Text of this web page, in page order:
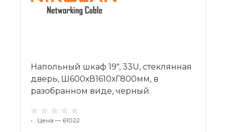
Напольный шкаф 19", 33U, стеклянная
дверь, Ш600хВ1610хГ800мм, в
разобранном виде, черный
• Цена — 61022